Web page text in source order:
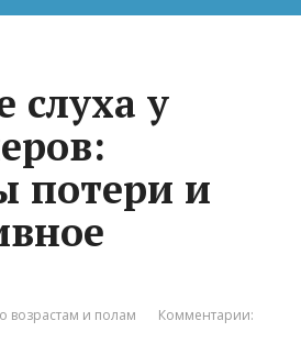
слуха у
потери и
возрастам и полам
Комментарии: